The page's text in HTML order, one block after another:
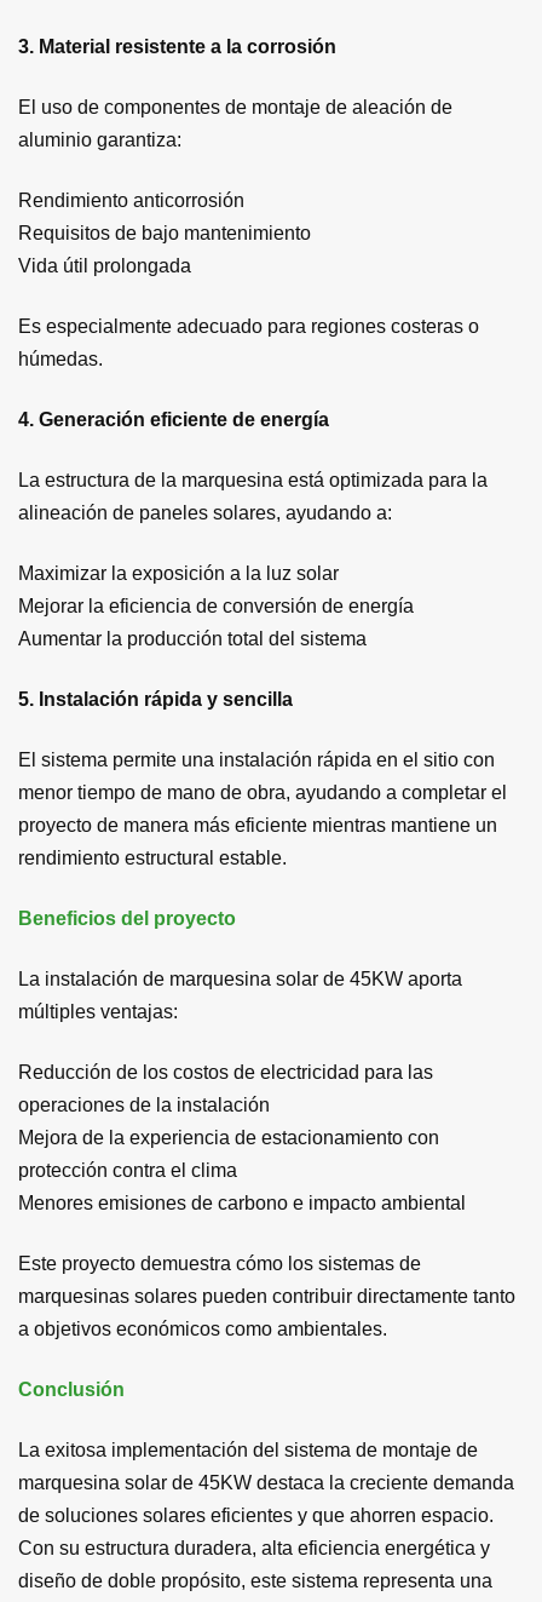
3. Material resistente a la corrosión
El uso de componentes de montaje de aleación de
aluminio garantiza:
Rendimiento anticorrosión
Requisitos de bajo mantenimiento
Vida útil prolongada
Es especialmente adecuado para regiones costeras o
húmedas.
4. Generación eficiente de energía
La estructura de la marquesina está optimizada para la
alineación de paneles solares, ayudando a:
Maximizar la exposición a la luz solar
Mejorar la eficiencia de conversión de energía
Aumentar la producción total del sistema
5. Instalación rápida y sencilla
El sistema permite una instalación rápida en el sitio con
menor tiempo de mano de obra, ayudando a completar el
proyecto de manera más eficiente mientras mantiene un
rendimiento estructural estable.
Beneficios del proyecto
La instalación de marquesina solar de 45KW aporta
múltiples ventajas:
Reducción de los costos de electricidad para las
operaciones de la instalación
Mejora de la experiencia de estacionamiento con
protección contra el clima
Menores emisiones de carbono e impacto ambiental
Este proyecto demuestra cómo los sistemas de
marquesinas solares pueden contribuir directamente tanto
a objetivos económicos como ambientales.
Conclusión
La exitosa implementación del sistema de montaje de
marquesina solar de 45KW destaca la creciente demanda
de soluciones solares eficientes y que ahorren espacio.
Con su estructura duradera, alta eficiencia energética y
diseño de doble propósito, este sistema representa una